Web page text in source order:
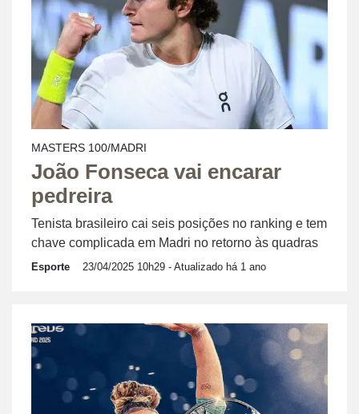
MASTERS 100/MADRI
João Fonseca vai encarar
pedreira
Tenista brasileiro cai seis posições no ranking e tem
chave complicada em Madri no retorno às quadras
Esporte 23/04/2025 10h29 - Atualizado há 1 ano